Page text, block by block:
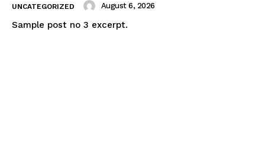
UNCATEGORIZED August 6, 2026
Sample post no 3 excerpt.